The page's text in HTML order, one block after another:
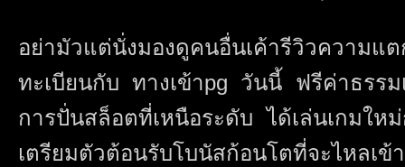
อย่ามัวแต่นั่งมองดูคนอื่นเค้ารีวิวควา
ทะเบียนกับ ทางเข้าpg วันนี้ ฟรีค่าธรร
การปั่นสล็อตที่เหนือระดับ ได้เล่นเกมใ
เตรียมตัวต้อนรับโบนัสก้อนโตที่จะไหลเข้